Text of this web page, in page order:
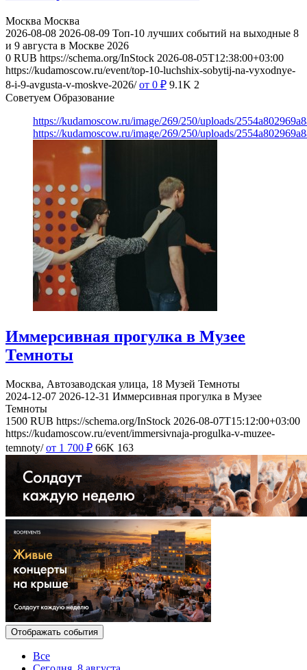
Москва Москва
2026-08-08 2026-08-09 Топ-10 лучших событий на выходные 8
и 9 августа в Москве 2026
0 RUB https://schema.org/InStock 2026-08-05T12:38:00+03:00
https://kudamoscow.ru/event/top-10-luchshix-sobytij-na-vyxodnye-
8-i-9-avgusta-v-moskve-2026/ от 0 ₽ 9.1K 2
Советуем Образование
https://kudamoscow.ru/image/269/250/uploads/
https://kudamoscow.ru/image/269/250/uploads/
Иммерсивная прогулка в Музее
Темноты
Москва, Автозаводская улица, 18 Музей Темноты
2024-12-07 2026-12-31 Иммерсивная прогулка в Музее
Темноты
1500 RUB https://schema.org/InStock 2026-08-07T15:12:00+03:00
https://kudamoscow.ru/event/immersivnaja-progulka-v-muzee-
temnoty/ от 1 700 ₽ 66K 163
Отображать события
Все